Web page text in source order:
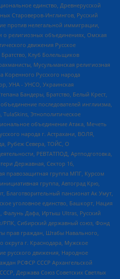
единство, Древнерусской
Староверов-Инглингов, Русский
против нелегальной иммиграции,
о религиозных объединениях, Омская
движения Русское
Клуб Болельщиков
Мусульманская религиозная
Русского народа
УНА - УНСО, Украинская
Бандеры, Братство, Белый Крест,
последователей инглиизма,
Этнополитическое
объединение Атака, Мечеть
народа г. Астрахани, ВОЛЯ,
Рубеж Севера, ТОЙС, О
РЕВТАТПОД, Артподготовка,
Державная, Сектор 16,
правозащитная группа МПГ, Курсом
группа, Автоград Крю,
Благотворительный пансионат Ак Умут,
уголовное единство, Башкорт, Нация
Фалунь Дафа, Иртыш Ultras, Русский
РПК, Сибирский державный союз, Фонд
прав граждан, Штабы Навального,
округа г. Краснодара, Мужское
русского движения, Народное
РСФСР СССР Архангельской
Держава Союз Советских Светлых